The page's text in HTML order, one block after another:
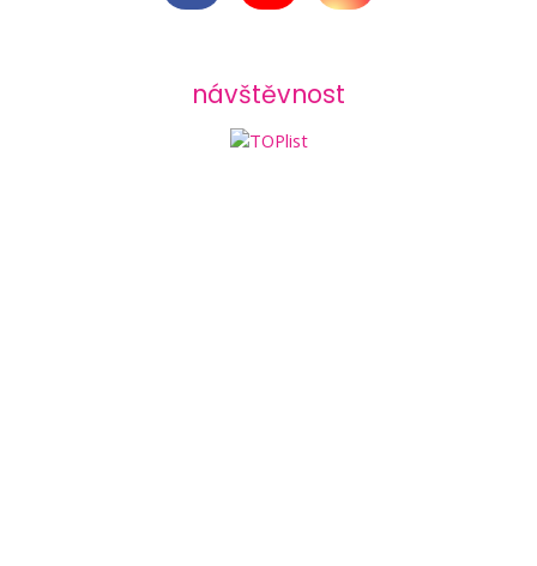
návštěvnost